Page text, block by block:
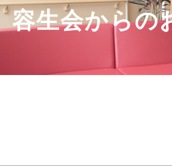
容生会からの